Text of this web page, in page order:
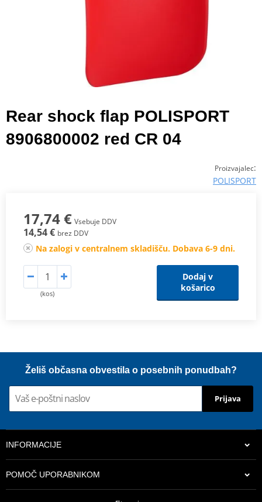
Rear shock flap POLISPORT
8906800002 red CR 04
Proizvajalec:
POLISPORT
17,74 € Vsebuje DDV
14,54 € brez DDV
Na zalogi v centralnem skladišču. Dobava 6-9 dni.
(kos)
Dodaj v
košarico
Želiš občasna obvestila o posebnih ponudbah?
Prijava
INFORMACIJE
POMOČ UPORABNIKOM